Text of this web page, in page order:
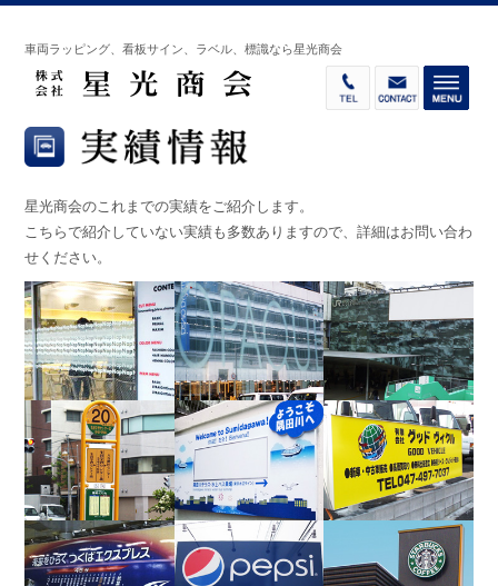
車両ラッピング、看板サイン、ラベル、標識なら星光商会
星光商会のこれまでの実績をご紹介します。
こちらで紹介していない実績も多数ありますので、詳細はお問い合わ
せください。